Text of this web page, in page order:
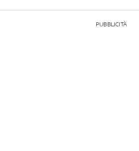
PUBBLICITÀ